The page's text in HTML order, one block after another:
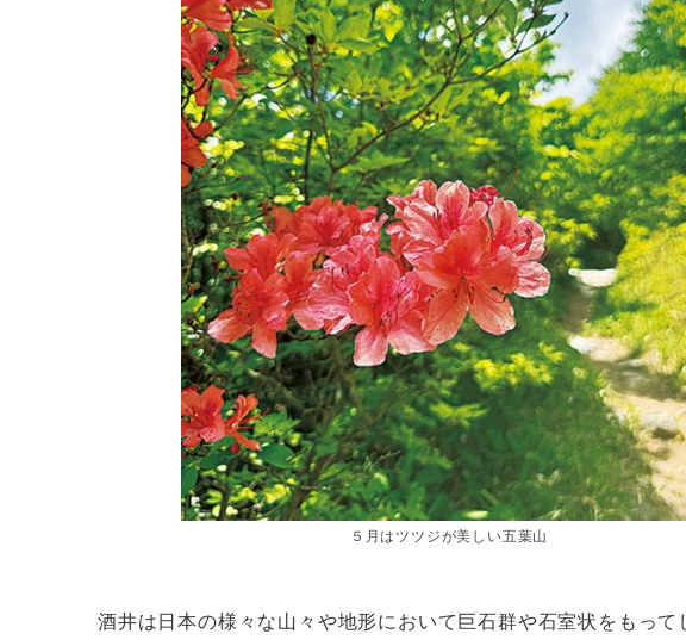
５月はツツジが美しい五葉山
酒井は日本の様々な山々や地形において巨石群や石室状をもっ